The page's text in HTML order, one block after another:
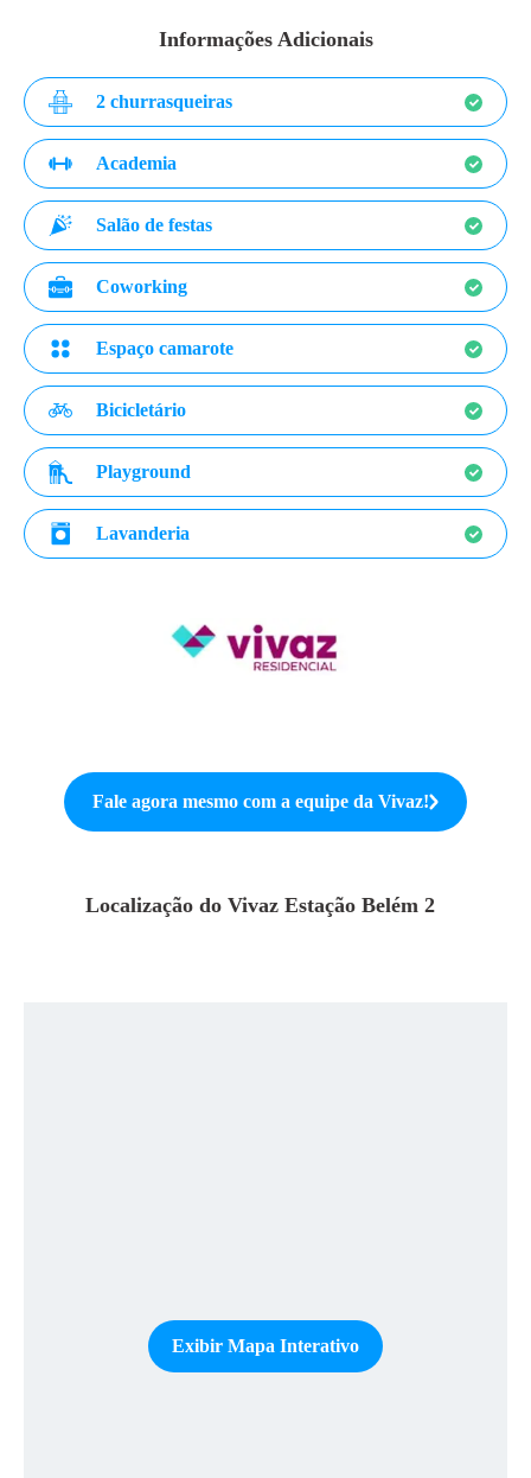
Informações Adicionais
2 churrasqueiras
Academia
Salão de festas
Coworking
Espaço camarote
Bicicletário
Playground
Lavanderia
Fale agora mesmo com a equipe da Vivaz!
Localização do Vivaz Estação Belém 2
Exibir Mapa Interativo